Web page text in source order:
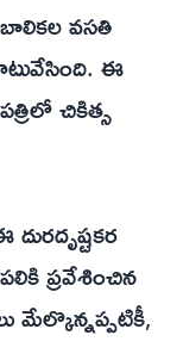
వసతి
ఈ
చికిత్స
ప్రవేశించిన
మేల్కొన్నప్పటికీ,